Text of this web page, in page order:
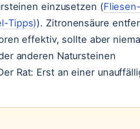
einzusetzen (
Tipps)). Zitronensäure
effektiv, sollte aber
anderen Natursteinen
Rat: Erst an einer